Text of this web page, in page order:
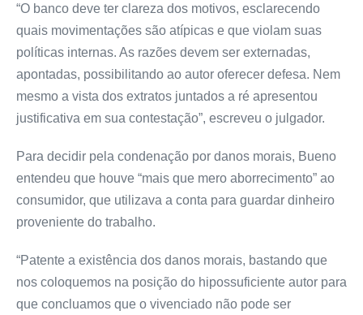
“O banco deve ter clareza dos motivos, esclarecendo
quais movimentações são atípicas e que violam suas
políticas internas. As razões devem ser externadas,
apontadas, possibilitando ao autor oferecer defesa. Nem
mesmo a vista dos extratos juntados a ré apresentou
justificativa em sua contestação”, escreveu o julgador.
Para decidir pela condenação por danos morais, Bueno
entendeu que houve “mais que mero aborrecimento” ao
consumidor, que utilizava a conta para guardar dinheiro
proveniente do trabalho.
“Patente a existência dos danos morais, bastando que
nos coloquemos na posição do hipossuficiente autor para
que concluamos que o vivenciado não pode ser